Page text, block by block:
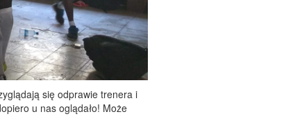
się odprawie trenera i
u nas oglądało! Może